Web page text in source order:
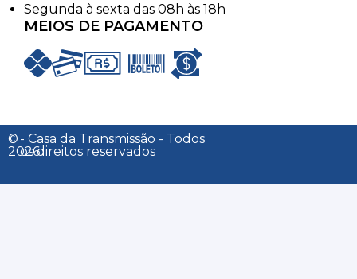
Segunda à sexta das 08h às 18h
MEIOS DE PAGAMENTO
©
2026
- Casa da Transmissão - Todos
os direitos reservados